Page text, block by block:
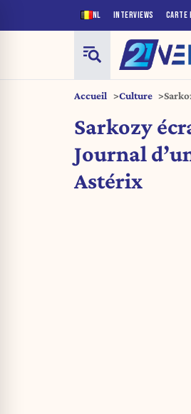
NL INTERVIEWS CARTE
Accueil Culture
Sarkozy
Journal
Astérix